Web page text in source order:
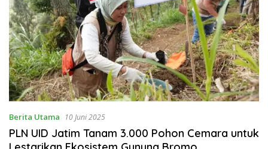
Berita Utama 10 Juni 2025
PLN UID Jatim Tanam 3.000 Pohon Cemara untuk